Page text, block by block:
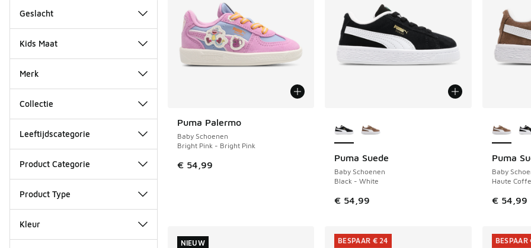
Geslacht
Kids Maat
Merk
Collectie
Leeftijdscategorie
Product Categorie
Product Type
Kleur
Puma Palermo
Baby Schoenen
Bright Pink - Bright Pink
€ 54,99
NIEUW
Puma Suede
Baby Schoenen
Black - White
€ 54,99
NIEUW Puma
Baby
Haute
€ 54,99
NIEUW
NIEUW BESPAAR € 24 BESPAAR